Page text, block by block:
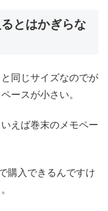
とはかぎらな
同じサイズなのでが
ースが小さい。
えば巻末のメモペー
購入できるんですけ